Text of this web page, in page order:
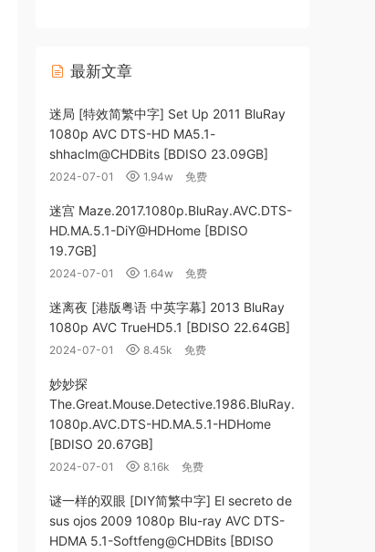
最新文章
迷局 [特效简繁中字] Set Up 2011 BluRay
1080p AVC DTS-HD MA5.1-
shhaclm@CHDBits [BDISO 23.09GB]
2024-07-01 1.94w 免费
迷宫 Maze.2017.1080p.BluRay.AVC.DTS-
HD.MA.5.1-DiY@HDHome [BDISO
19.7GB]
2024-07-01 1.64w 免费
迷离夜 [港版粤语 中英字幕] 2013 BluRay
1080p AVC TrueHD5.1 [BDISO 22.64GB]
2024-07-01 8.45k 免费
妙妙探
The.Great.Mouse.Detective.1986.BluRay.
1080p.AVC.DTS-HD.MA.5.1-HDHome
[BDISO 20.67GB]
2024-07-01 8.16k 免费
谜一样的双眼 [DIY简繁中字] El secreto de
sus ojos 2009 1080p Blu-ray AVC DTS-
HDMA 5.1-Softfeng@CHDBits [BDISO